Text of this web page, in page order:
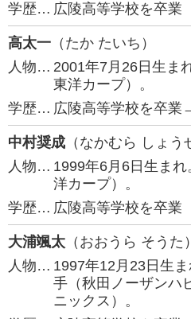
学歴… 広陵高等学校を卒業
高太一 （たか たいち）
人物… 2001年7月26日生ま
東洋カープ）。
学歴… 広陵高等学校を卒業
中村奨成 （なかむら しょう
人物… 1999年6月6日生ま
洋カープ）。
学歴… 広陵高等学校を卒業
大浦颯太 （おおうら そうた）
人物… 1997年12月23日生
手（秋田ノーザンハ
ニックス）。